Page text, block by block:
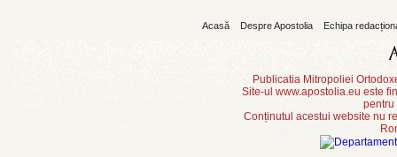
Acasă Despre Apostolia Echipa
Publicatia Mitropoliei
Site-ul www.apostolia.eu este
pentru
Conținutul acestui website nu